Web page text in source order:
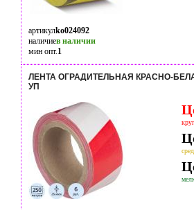
артикулko024092
наличиев наличии
мин опт.1
ЛЕНТА ОГРАДИТЕЛЬНАЯ КРАСНО-
УП